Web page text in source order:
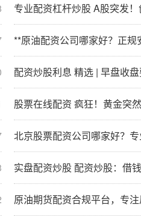
专业配资杠杆炒股 A股突发！创兴资源实际控
**原油配资公司哪家好？正
配资炒股利息 精选 | 早盘收盘要
股票在线配资 疯狂！黄金突然
北京股票配资公司哪家好？
实盘配资炒股 配资炒股：借钱放大
原油期货配资合规平台，专